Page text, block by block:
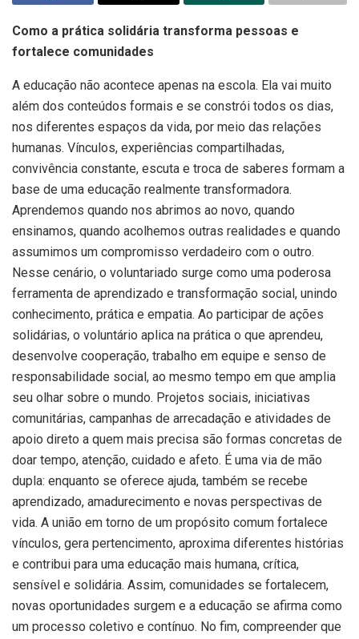
Como a prática solidária transforma pessoas e
fortalece comunidades
A educação não acontece apenas na escola. Ela vai muito
além dos conteúdos formais e se constrói todos os dias,
nos diferentes espaços da vida, por meio das relações
humanas. Vínculos, experiências compartilhadas,
convivência constante, escuta e troca de saberes formam a
base de uma educação realmente transformadora.
Aprendemos quando nos abrimos ao novo, quando
ensinamos, quando acolhemos outras realidades e quando
assumimos um compromisso verdadeiro com o outro.
Nesse cenário, o voluntariado surge como uma poderosa
ferramenta de aprendizado e transformação social, unindo
conhecimento, prática e empatia. Ao participar de ações
solidárias, o voluntário aplica na prática o que aprendeu,
desenvolve cooperação, trabalho em equipe e senso de
responsabilidade social, ao mesmo tempo em que amplia
seu olhar sobre o mundo. Projetos sociais, iniciativas
comunitárias, campanhas de arrecadação e atividades de
apoio direto a quem mais precisa são formas concretas de
doar tempo, atenção, cuidado e afeto. É uma via de mão
dupla: enquanto se oferece ajuda, também se recebe
aprendizado, amadurecimento e novas perspectivas de
vida. A união em torno de um propósito comum fortalece
vínculos, gera pertencimento, aproxima diferentes histórias
e contribui para uma educação mais humana, crítica,
sensível e solidária. Assim, comunidades se fortalecem,
novas oportunidades surgem e a educação se afirma como
um processo coletivo e contínuo. No fim, compreender que